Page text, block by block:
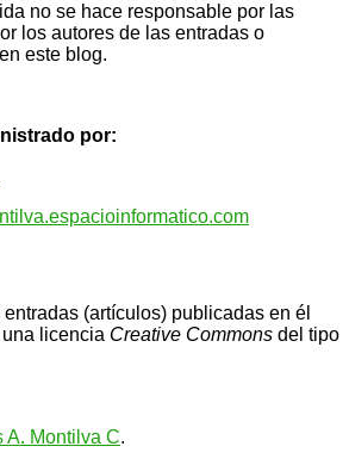
no se hace responsable por las
los autores de las entradas o
este blog.
por:
(artículos) publicadas en él
licencia Creative Commons del tipo
A. Montilva C.